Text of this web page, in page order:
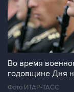
Во время
годовщине Дня
Фото ИТАР-ТАСС